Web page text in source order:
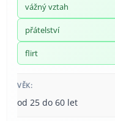
vážný vztah
přátelství
flirt
VĚK:
od 25 do 60 let